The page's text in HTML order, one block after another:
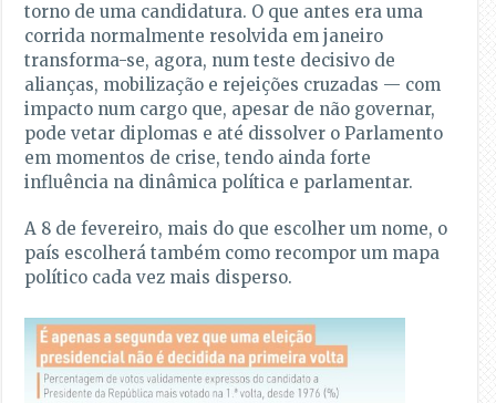
torno de uma candidatura. O que antes era uma
corrida normalmente resolvida em janeiro
transforma-se, agora, num teste decisivo de
alianças, mobilização e rejeições cruzadas — com
impacto num cargo que, apesar de não governar,
pode vetar diplomas e até dissolver o Parlamento
em momentos de crise, tendo ainda forte
influência na dinâmica política e parlamentar.
A 8 de fevereiro, mais do que escolher um nome, o
país escolherá também como recompor um mapa
político cada vez mais disperso.